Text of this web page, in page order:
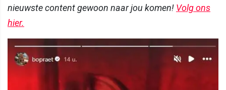
nieuwste content gewoon naar jou komen! Volg ons
hier.